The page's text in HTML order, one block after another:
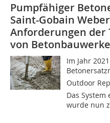
Pumpfähiger
Saint-Gobain
Anforderungen der
von
Im Jahr
Outdoor
Das
wurde nun